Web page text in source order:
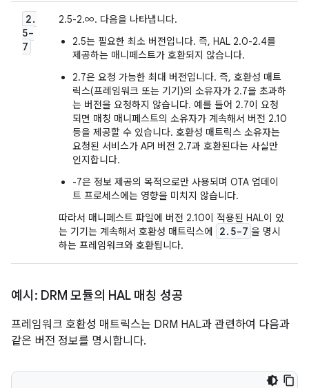
2.
5-
7
2.5-2.∞. 다음을 나타냅니다.
2.5는 필요한 최소 버전입니다. 즉, HAL 2.0-2.4를
제공하는 매니페스트가 호환되지 않습니다.
2.7은 요청 가능한 최대 버전입니다. 즉, 호환성 매트
릭스(프레임워크 또는 기기)의 소유자가 2.7을 초과하
는 버전을 요청하지 않습니다. 예를 들어 2.7이 요청
되면 매칭 매니페스트의 소유자가 계속해서 버전 2.10
등을 제공할 수 있습니다. 호환성 매트릭스 소유자는
요청된 서비스가 API 버전 2.7과 호환된다는 사실만
인지합니다.
-7은 정보 제공의 목적으로만 사용되며 OTA 업데이
트 프로세스에는 영향을 미치지 않습니다.
따라서 매니페스트 파일에 버전 2.10이 적용된 HAL이 있
는 기기는 계속해서 호환성 매트릭스에
2. 5-7 을 명시
하는 프레임워크와 호환됩니다.
예시: DRM 모듈의 HAL 매칭 성공
프레임워크 호환성 매트릭스는 DRM HAL과 관련하여 다음과
같은 버전 정보를 명시합니다.